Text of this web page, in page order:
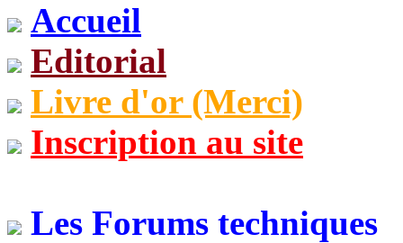
Accueil
Editorial
Livre d'or (Merci)
Inscription au site
Les Forums techniques